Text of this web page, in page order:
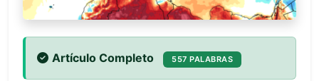
Artículo Completo 557 PALABRAS